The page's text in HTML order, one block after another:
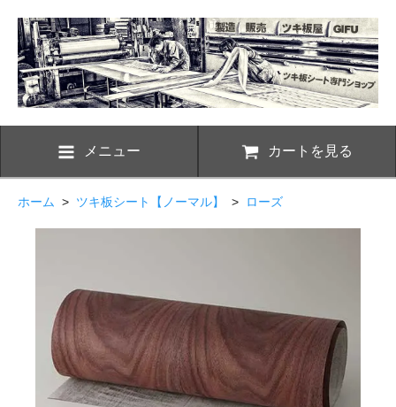
メニュー カートを見る
ホーム > ツキ板シート【ノーマル】 > ローズ